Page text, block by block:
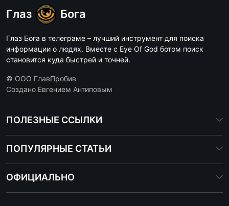
Глаз Бога
Глаз Бога в телеграме – лучший инструмент для поиска
информации о людях. Вместе с Eye Of God ботом поиск
становится куда быстрей и точней.
© ООО ГлавПробив
Создано Евгением Антиповым
ПОЛЕЗНЫЕ ССЫЛКИ
ПОПУЛЯРНЫЕ СТАТЬИ
ОФИЦИАЛЬНО